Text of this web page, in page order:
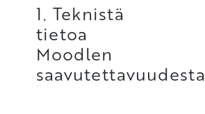
1. Teknistä
tietoa
Moodlen
saavutettavuudesta